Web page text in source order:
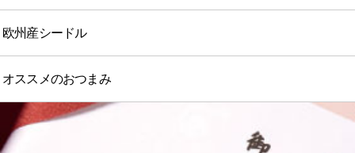
欧州産シードル
オススメのおつまみ